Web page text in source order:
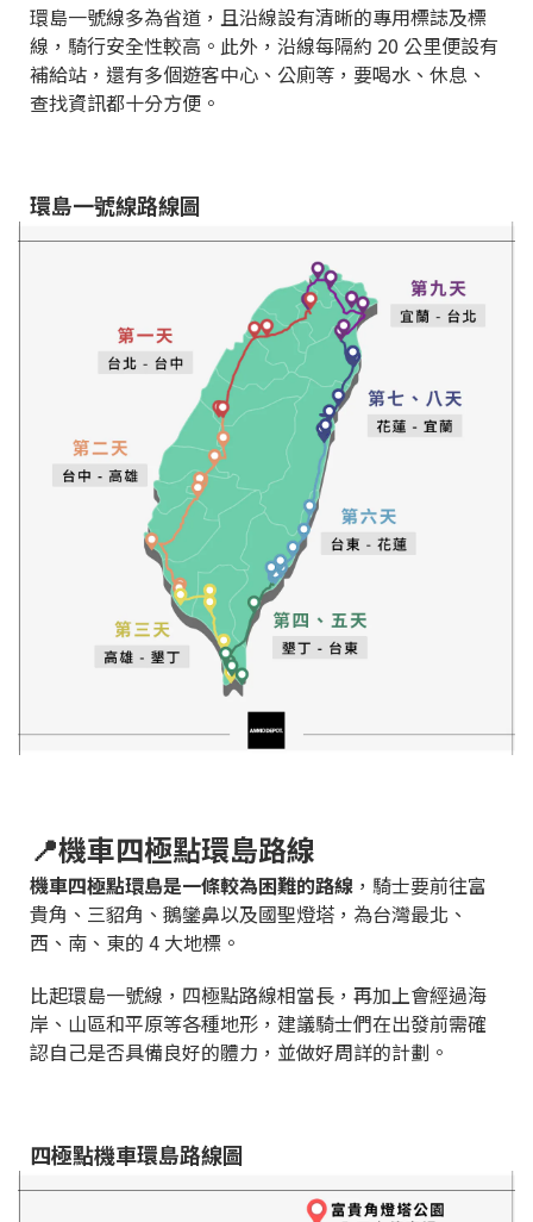
環島一號線多為省道，且沿線設有清晰的專用標誌及標
線，騎行安全性較高。此外，沿線每隔約 20 公里便設有
補給站，還有多個遊客中心、公廁等，要喝水、休息、
查找資訊都十分方便。
環島一號線路線圖
📍機車四極點環島路線
機車四極點環島是一條較為困難的路線 ，騎士要前往富
貴角、三貂角、鵝鑾鼻以及國聖燈塔，為台灣最北、
西、南、東的 4 大地標。
比起環島一號線，四極點路線相當長，再加上會經過海
岸、山區和平原等各種地形，建議騎士們在出發前需確
認自己是否具備良好的體力，並做好周詳的計劃。
四極點機車環島路線圖